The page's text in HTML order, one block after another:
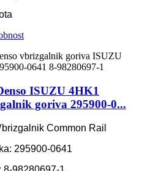
ISUZU 4HK1
goriva 295900-0...
Common Rail
295900-0641